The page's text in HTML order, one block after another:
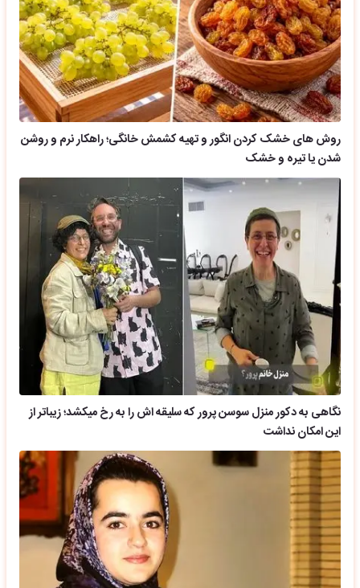
روش های خشک کردن انگور و تهیه کشمش خانگی؛ راهکار نرم و روشن
شدن یا تیره و خشک
نگاهی به دکور منزل سوسن پرور که سلیقه اش را به رخ میکشد؛ زیباتر از
این امکان نداشت